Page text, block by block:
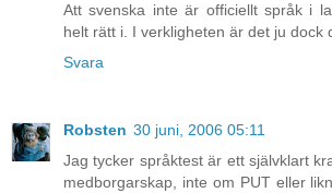
Att svenska inte är officiellt språk i
helt rätt i. I verkligheten är det ju dock
Svara
Robsten 30 juni, 2006 05:11
Jag tycker språktest är ett självklart
medborgarskap, inte om PUT eller